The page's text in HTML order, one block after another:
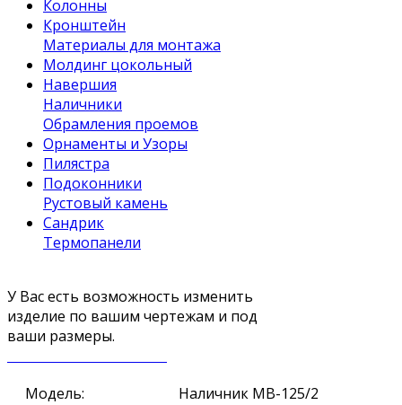
Колонны
Кронштейн
Материалы для монтажа
Молдинг цокольный
Навершия
Наличники
Обрамления проемов
Орнаменты и Узоры
Пилястра
Подоконники
Рустовый камень
Сандрик
Термопанели
У Вас есть возможность изменить
изделие по вашим чертежам и под
ваши размеры.
Модель: Наличник МВ-125/2